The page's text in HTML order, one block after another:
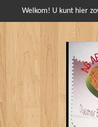
Welkom! U kunt hier